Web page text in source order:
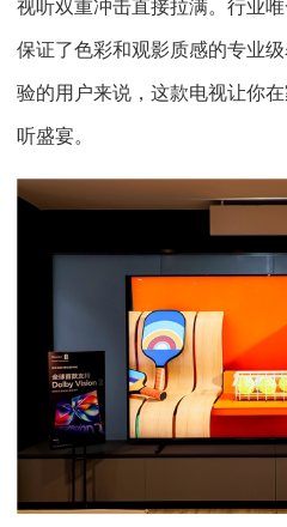
视听双重冲击直接拉满。行业
保证了色彩和观影质感的专业
验的用户来说，这款电视让你
听盛宴。